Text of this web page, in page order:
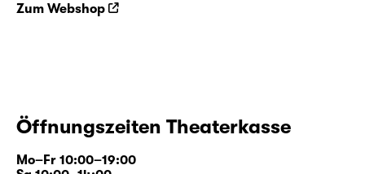
Zum Webshop
Öffnungszeiten Theaterkasse
Mo–Fr 10:00–19:00